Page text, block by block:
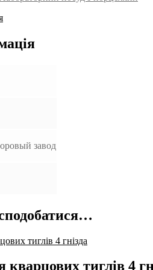
завод
кварцових тиглів 4